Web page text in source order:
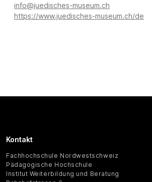
info@juedisches-museum.ch
https://www.juedisches-museum.ch/de
Kontakt
Fachhochschule Nordwestschweiz
Pädagogische Hochschule
Institut Weiterbildung und Beratung